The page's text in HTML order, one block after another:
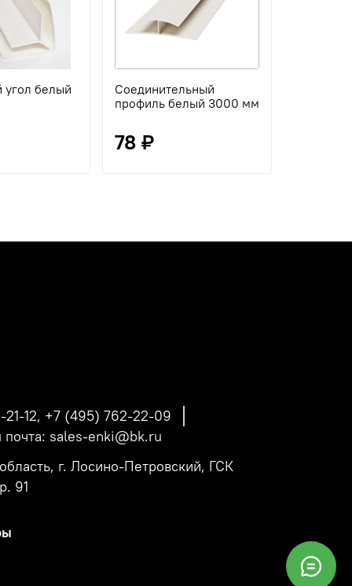
угол белый
Соединительный
профиль белый 3000 мм
78 ₽
12, +7 (495) 762-22-09
почта: sales-enki@bk.ru
г. Лосино-Петровский, ГСК
91